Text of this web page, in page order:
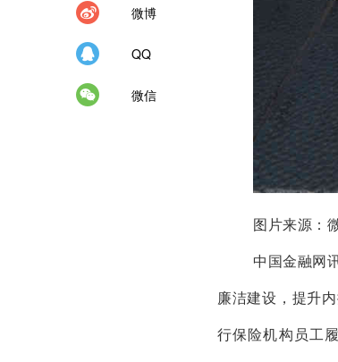
微博
QQ
微信
图片来源：
中国金融网
廉洁建设，提升
行保险机构员工